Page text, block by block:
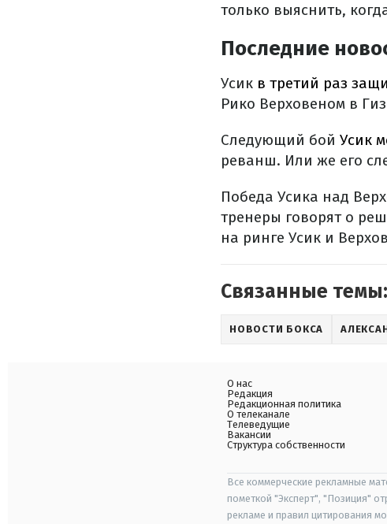
только выяснить,
Последние
Усик в третий раз
Рико Верховеном в
Следующий бой Усик
реванш. Или же его
Победа Усика над
тренеры говорят о
на ринге Усик и
Связанные темы:
НОВОСТИ БОКСА
О нас
Редакция
Редакционная политика
О телеканале
Телеведущие
Вакансии
Структура собственности
Все коммерческие рекламные
пометкой "Эксперт", "Позиция"
рекламе и правил цитирования